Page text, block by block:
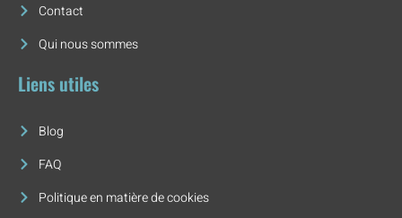
Contact
Qui nous sommes
Liens utiles
Blog
FAQ
Politique en matière de cookies